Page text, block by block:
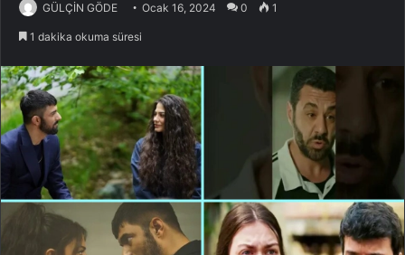
GÜLÇİN GÖDE Ocak 16, 2024 0 1
1 dakika okuma süresi